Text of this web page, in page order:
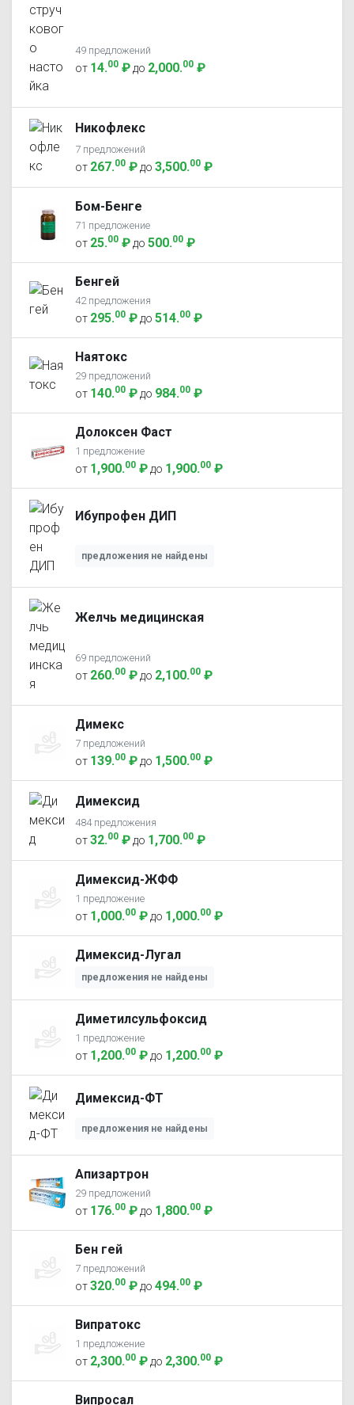
49 предложений
от 14.00 ₽ до 2,000.00 ₽
Никофлекс
7 предложений
от 267.00 ₽ до 3,500.00 ₽
Бом-Бенге
71 предложение
от 25.00 ₽ до 500.00 ₽
Бенгей
42 предложения
от 295.00 ₽ до 514.00 ₽
Наятокс
29 предложений
от 140.00 ₽ до 984.00 ₽
Долоксен Фаст
1 предложение
от 1,900.00 ₽ до 1,900.00 ₽
Ибупрофен ДИП
предложения не найдены
Желчь медицинская
69 предложений
от 260.00 ₽ до 2,100.00 ₽
Димекс
7 предложений
от 139.00 ₽ до 1,500.00 ₽
Димексид
484 предложения
от32.00 ₽ до 1,700.00 ₽
Димексид-ЖФФ
1 предложение
от 1,000.00 ₽ до 1,000.00 ₽
Димексид-Лугал
предложения не найдены
Диметилсульфоксид
1 предложение
от 1,200.00 ₽ до 1,200.00 ₽
Димексид-ФТ
предложения не найдены
Апизартрон
29 предложений
от 176.00 ₽ до 1,800.00 ₽
Бен гей
7 предложений
от320.00 ₽ до 494.00 ₽
Випратокс
1 предложение
от 2,300.00 ₽ до 2,300.00 ₽
Випросал